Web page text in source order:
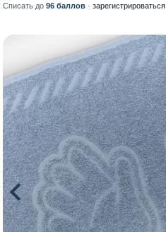
Списать до 96 баллов · зарегистрироваться